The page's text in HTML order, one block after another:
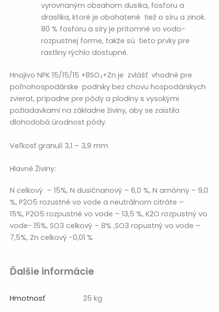
vyrovnaným obsahom dusíka, fosforu a
draslíka, ktoré je obohatené tiež o síru a zinok.
80 % fosforu a síry je prítomné vo vodo-
rozpustnej forme, takže sú tieto prvky pre
rastliny rýchlo dostupné.
Hnojivo NPK 15/15/15 +8SO₃+Zn je zvlášť vhodné pre
poľnohospodárske podniky bez chovu hospodárskych
zvierat, prípadne pre pôdy a plodiny s vysokými
požiadavkami na základne živiny, aby se zaistila
dlohodobá úrodnost pôdy.
Veľkosť granulí 3,1 – 3,9 mm
Hlavné Živiny:
N celkový – 15%, N dusičnanový – 6,0 %, N amónny – 9,0
%, P2O5 rozustné vo vode a neutrálnom citráte –
15%, P2O5 rozpustné vo vode – 13,5 %, K2O rozpustný vo
vode- 15%, SO3 celkový – 8% ,SO3 ropustný vo vode –
7,5%, Zn celkový -0,01 %
Ďalšie informácie
Hmotnosť
25 kg